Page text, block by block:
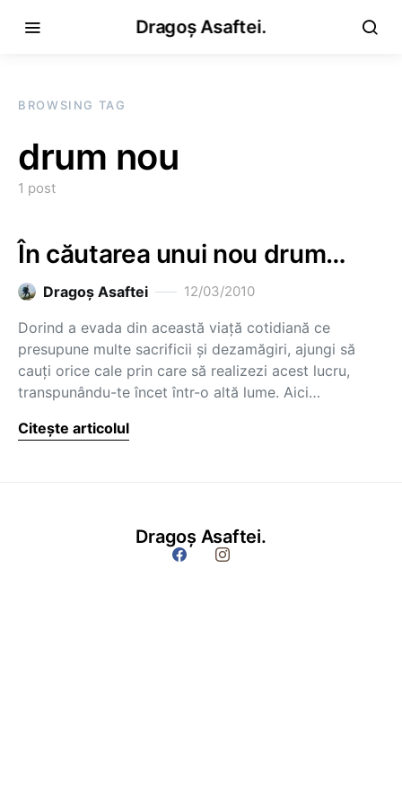
Dragoș Asaftei.
BROWSING TAG
drum nou
1 post
În căutarea unui nou drum…
Dragoş Asaftei 12/03/2010
Dorind a evada din această viaţă cotidiană ce
presupune multe sacrificii şi dezamăgiri, ajungi să
cauţi orice cale prin care să realizezi acest lucru,
transpunându-te încet într-o altă lume. Aici…
Citește articolul
Dragoș Asaftei.